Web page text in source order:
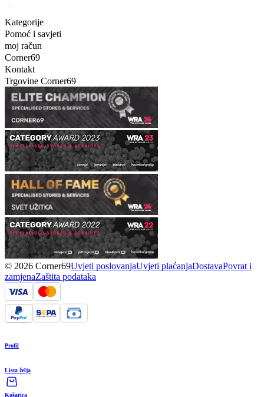
Kategorije
Pomoć i savjeti
moj račun
Corner69
Kontakt
Trgovine Corner69
© 2026 Corner69Uvjeti poslovanjaUvjeti plaćanjaDostavaPovrat i
zamjenaZaštita podataka
Profil
Lista želja
Košarica